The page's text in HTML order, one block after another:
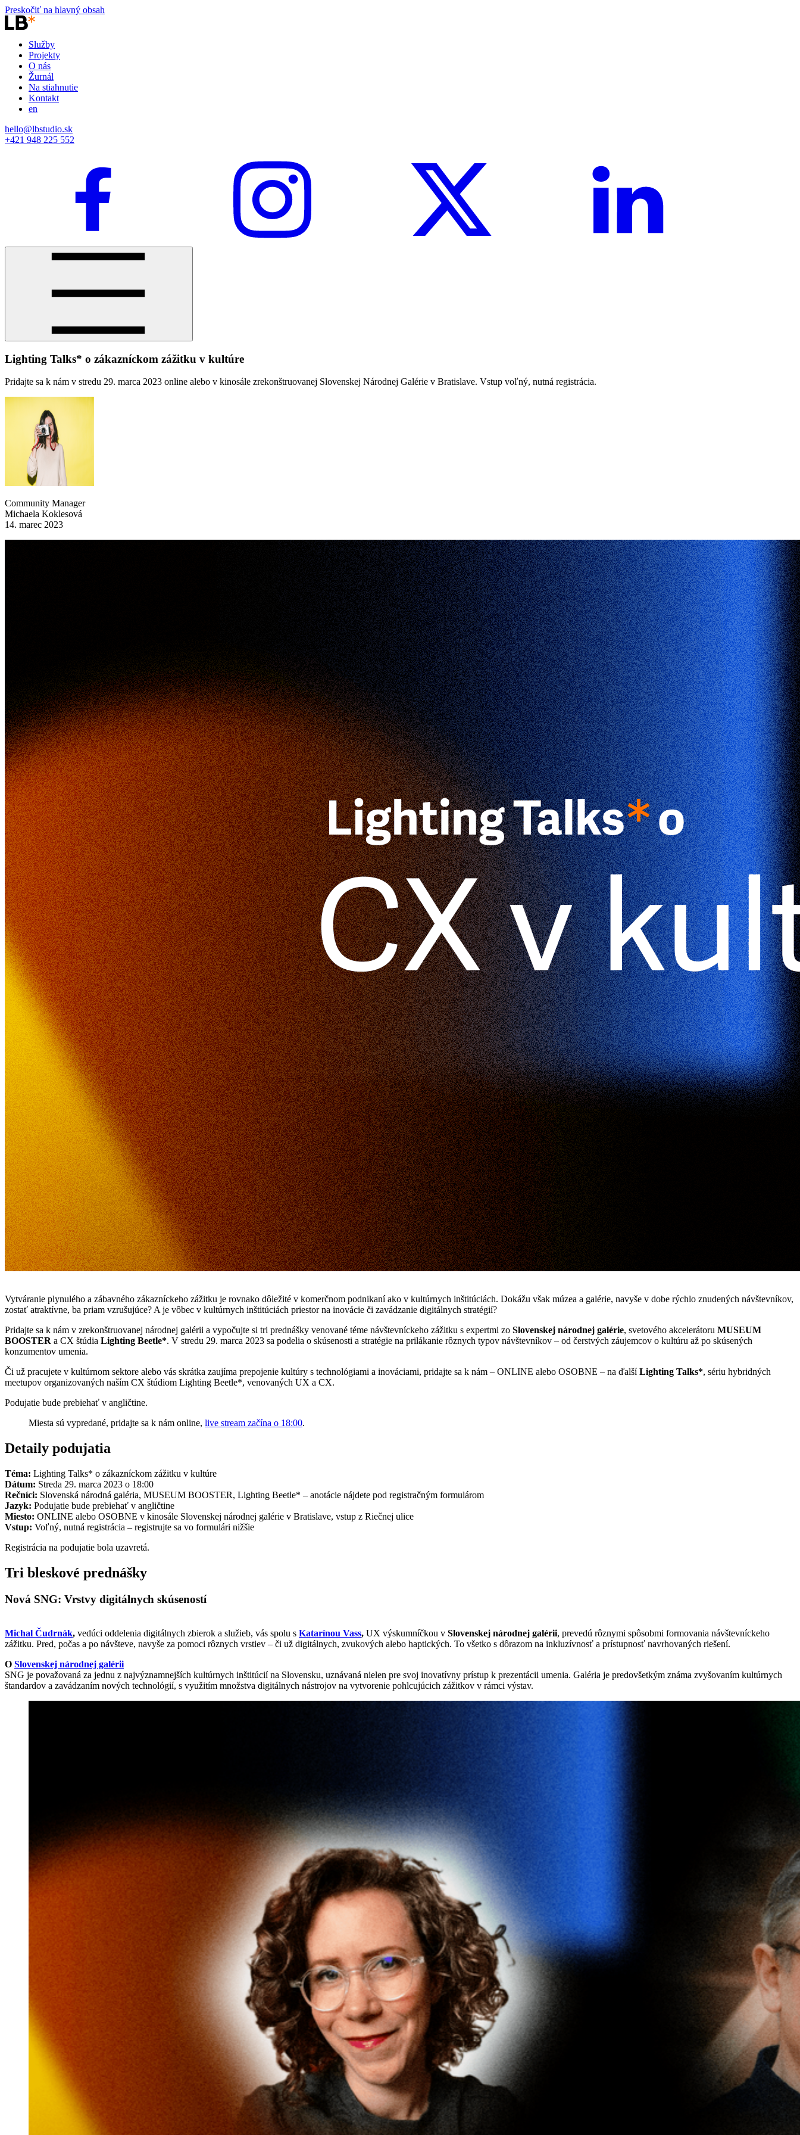
Preskočiť na hlavný obsah
Služby
Projekty
O nás
Žurnál
Na stiahnutie
Kontakt
en
hello@lbstudio.sk
+421 948 225 552
Lighting Talks* o zákazníckom zážitku v kultúre
Pridajte sa k nám v stredu 29. marca 2023 online alebo v kinosále zrekonštruovanej Slovenskej Národnej Galérie v Bratislave. Vstup voľný, nutná registrácia.
Community Manager
Michaela Koklesová
14. marec 2023
Vytváranie plynulého a zábavného zákazníckeho zážitku je rovnako dôležité v komerčnom podnikaní ako v kultúrnych inštitúciách. Dokážu však múzea a galérie, navyše v dobe rýchlo znudených návštevníkov,
zostať atraktívne, ba priam vzrušujúce? A je vôbec v kultúrnych inštitúciách priestor na inovácie či zavádzanie digitálnych stratégií?
Pridajte sa k nám v zrekonštruovanej národnej galérii a vypočujte si tri prednášky venované téme návštevníckeho zážitku s expertmi zo Slovenskej národnej galérie, svetového akcelerátoru MUSEUM
BOOSTER a CX štúdia Lighting Beetle*. V stredu 29. marca 2023 sa podelia o skúsenosti a stratégie na prilákanie rôznych typov návštevníkov – od čerstvých záujemcov o kultúru až po skúsených
konzumentov umenia.
Či už pracujete v kultúrnom sektore alebo vás skrátka zaujíma prepojenie kultúry s technológiami a inováciami, pridajte sa k nám – ONLINE alebo OSOBNE – na ďalšíLighting Talks*, sériu hybridných
meetupov organizovaných naším CX štúdiom Lighting Beetle*, venovaných UX a CX.
Podujatie bude prebiehať v angličtine.
Miesta sú vypredané, pridajte sa k nám online, live stream začína o 18:00.
Detaily podujatia
Téma: Lighting Talks* o zákazníckom zážitku v kultúre
Dátum: Streda 29. marca 2023 o 18:00
Rečníci: Slovenská národná galéria, MUSEUM BOOSTER, Lighting Beetle* – anotácie nájdete pod registračným formulárom
Jazyk: Podujatie bude prebiehať v angličtine
Miesto: ONLINE alebo OSOBNE v kinosále Slovenskej národnej galérie v Bratislave, vstup z Riečnej ulice
Vstup: Voľný, nutná registrácia – registrujte sa vo formulári nižšie
Registrácia na podujatie bola uzavretá.
Tri bleskové prednášky
Nová SNG: Vrstvy digitálnych skúseností
Michal Čudrnák, vedúci oddelenia digitálnych zbierok a služieb, vás spolu s Katarínou Vass, UX výskumníčkou v Slovenskej národnej galérii, prevedú rôznymi spôsobmi formovania návštevníckeho
zážitku. Pred, počas a po návšteve, navyše za pomoci rôznych vrstiev – či už digitálnych, zvukových alebo haptických. To všetko s dôrazom na inkluzívnosť a prístupnosť navrhovaných riešení.
O Slovenskej národnej galérii
SNG je považovaná za jednu z najvýznamnejších kultúrnych inštitúcií na Slovensku, uznávaná nielen pre svoj inovatívny prístup k prezentácii umenia. Galéria je predovšetkým známa zvyšovaním kultúrnych
štandardov a zavádzaním nových technológií, s využitím množstva digitálnych nástrojov na vytvorenie pohlcujúcich zážitkov v rámci výstav.